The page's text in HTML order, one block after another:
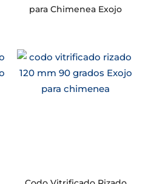
para Chimenea Exojo